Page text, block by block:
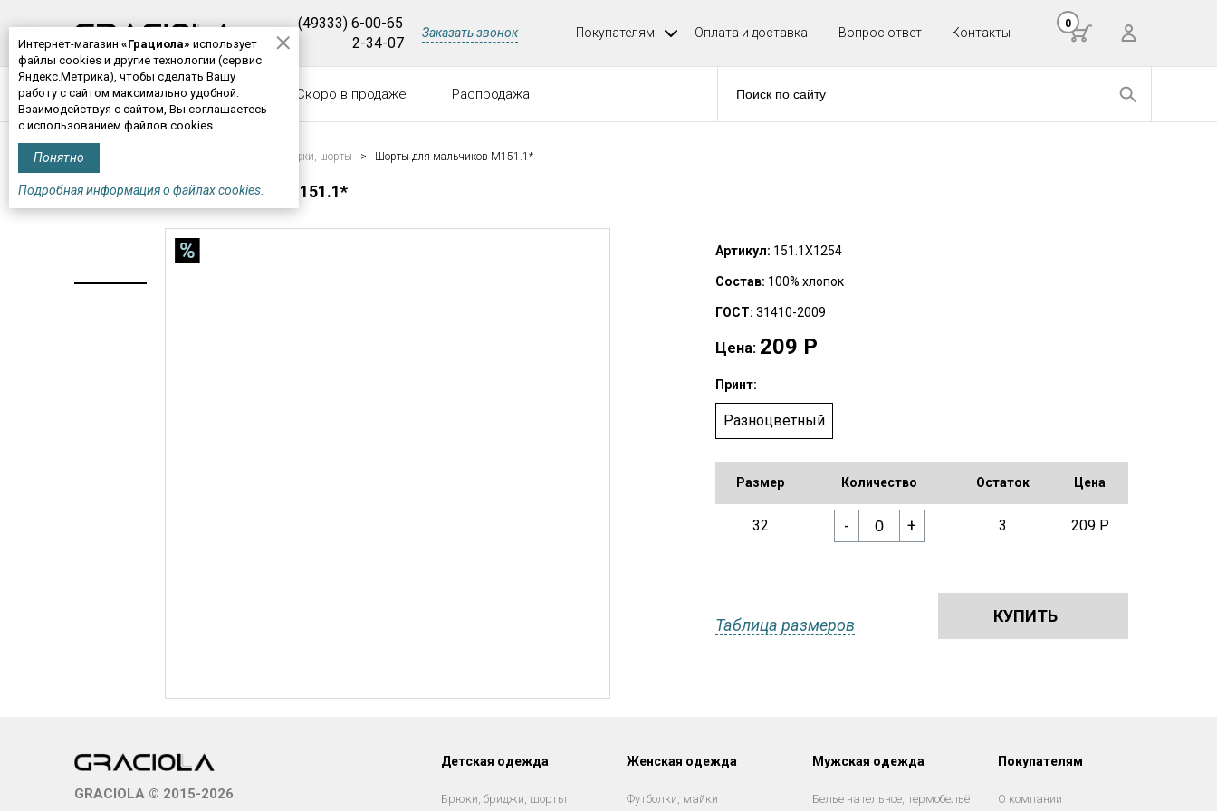
Интернет-магазин «Грациола» использует
файлы cookies и другие технологии (сервис
Яндекс.Метрика), чтобы сделать Вашу
работу с сайтом максимально удобной.
Взаимодействуя с сайтом, Вы соглашаетесь
с использованием файлов cookies.
Понятно
Подробная информация о файлах cookies.
(49333) 6-00-65
2-34-07
Заказать звонок Покупателям Оплата и доставка Вопрос ответ Контакты
0
КАТАЛОГ Новинки Скоро в продаже Распродажа
Главная Брюки, бриджи, шорты > Шорты для мальчиков М151.1*
ШОРТЫ ДЛЯ МАЛЬЧИКОВ М151.1*
Артикул: 151.1Х1254
Состав: 100% хлопок
ГОСТ: 31410-2009
Цена: 209 Р
Принт:
Разноцветный
Размер Количество Остаток Цена
32 +
- 3 209 Р
Таблица размеров КУПИТЬ
GRACIOLA © 2015-2026
Детская одежда
Брюки, бриджи, шорты
Женская одежда
Футболки, майки
Мужская одежда
Белье нательное, термобельё
Покупателям
О компании